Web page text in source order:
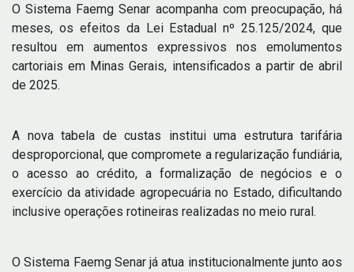
O Sistema Faemg Senar acompanha com preocupação, há
meses, os efeitos da Lei Estadual nº 25.125/2024, que
resultou em aumentos expressivos nos emolumentos
cartoriais em Minas Gerais, intensificados a partir de abril
de 2025.
A nova tabela de custas institui uma estrutura tarifária
desproporcional, que compromete a regularização fundiária,
o acesso ao crédito, a formalização de negócios e o
exercício da atividade agropecuária no Estado, dificultando
inclusive operações rotineiras realizadas no meio rural.
O Sistema Faemg Senar já atua institucionalmente junto aos